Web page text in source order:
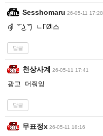
Sesshomaru 26-05-11 17:28
ദ്ദി ͡° ͜ʖ ͡°) ㄴГØl스
답글
천상사계 26-05-11 17:41
광고 더줘잉
답글
무표정x 26-05-11 18:16